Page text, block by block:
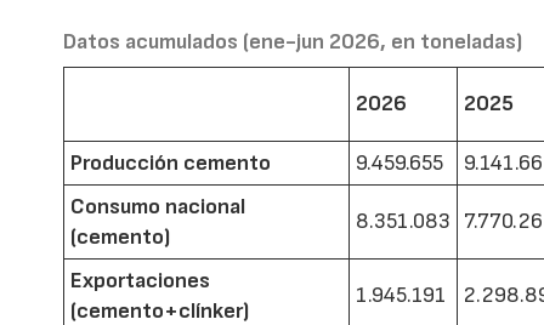
Datos acumulados (ene-jun 2026, en toneladas)
2026 2025
Producción cemento 9.459.655
Consumo nacional
(cemento)
8.351.083
Exportaciones
(cemento+clínker)
1.945.191